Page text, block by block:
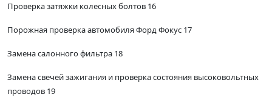
Проверка затяжки колесных болтов 16
Порожная проверка автомобиля Форд Фокус 17
Замена салонного фильтра 18
Замена свечей зажигания и проверка состояния высоковольтных
проводов 19